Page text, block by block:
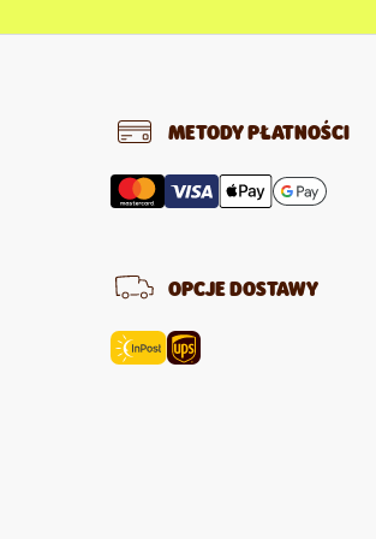
METODY PŁATNOŚCI
OPCJE DOSTAWY